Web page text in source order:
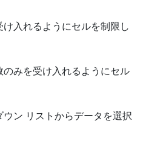
け入れるようにセルを制限し
のみを受け入れるようにセル
ウン リストからデータを選択